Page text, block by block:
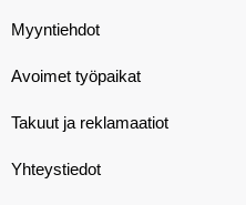
Myyntiehdot
Avoimet työpaikat
Takuut ja reklamaatiot
Yhteystiedot